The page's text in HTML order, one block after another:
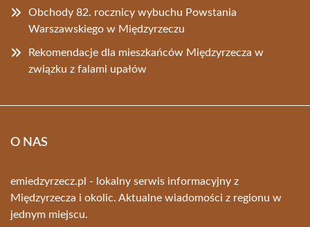
Obchody 82. rocznicy wybuchu Powstania
Warszawskiego w Międzyrzeczu
Rekomendacje dla mieszkańców Międzyrzecza w
związku z falami upałów
O NAS
emiedzyrzecz.pl - lokalny serwis informacyjny z
Międzyrzecza i okolic. Aktualne wiadomości z regionu w
jednym miejscu.